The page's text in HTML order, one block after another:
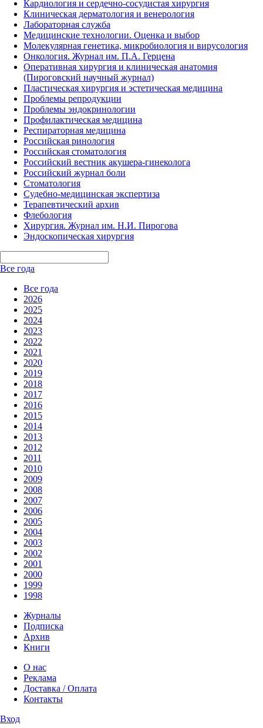
Кардиология и сердечно-сосудистая хирургия
Клиническая дерматология и венерология
Лабораторная служба
Медицинские технологии. Оценка и выбор
Молекулярная генетика, микробиология и вирусология
Онкология. Журнал им. П.А. Герцена
Оперативная хирургия и клиническая анатомия
(Пироговский научный журнал)
Пластическая хирургия и эстетическая медицина
Проблемы репродукции
Проблемы эндокринологии
Профилактическая медицина
Респираторная медицина
Российская ринология
Российская стоматология
Российский вестник акушера-гинеколога
Российский журнал боли
Стоматология
Судебно-медицинская экспертиза
Терапевтический архив
Флебология
Хирургия. Журнал им. Н.И. Пирогова
Эндоскопическая хирургия
Все года
Все года
2026
2025
2024
2023
2022
2021
2020
2019
2018
2017
2016
2015
2014
2013
2012
2011
2010
2009
2008
2007
2006
2005
2004
2003
2002
2001
2000
1999
1998
Журналы
Подписка
Архив
Книги
О нас
Реклама
Доставка / Оплата
Контакты
Вход